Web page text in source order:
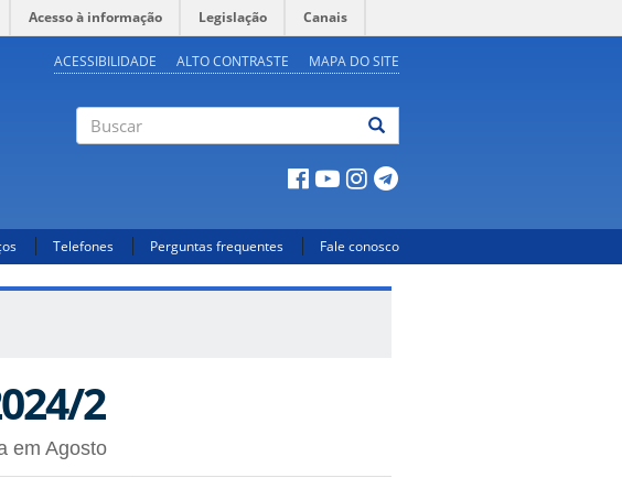
Acesso à informação Legislação Canais
ACESSIBILIDADE ALTO CONTRASTE MAPA DO SITE
Telefones Perguntas frequentes Fale conosco
2
em Agosto